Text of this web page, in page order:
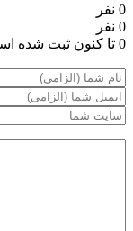
0 نفر
0 نفر
0 تا کنون ثبت شده است